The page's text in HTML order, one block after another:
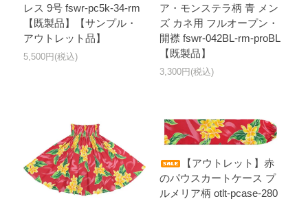
レス 9号 fswr-pc5k-34-rm
【既製品】【サンプル・
アウトレット品】
5,500円(税込)
ア・モンステラ柄 青 メン
ズ カネ用 フルオープン・
開襟 fswr-042BL-rm-proBL
【既製品】
3,300円(税込)
【アウトレット】赤
のパウスカートケース プ
ルメリア柄 otlt-pcase-280